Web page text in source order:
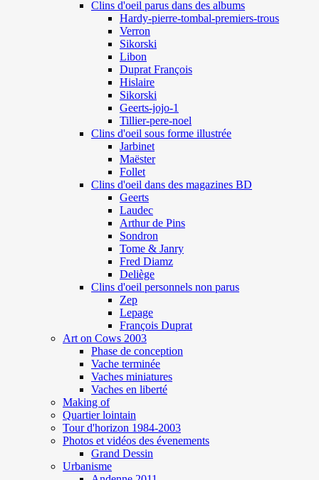
Clins d'oeil parus dans des albums
Hardy-pierre-tombal-premiers-trous
Verron
Sikorski
Libon
Duprat François
Hislaire
Sikorski
Geerts-jojo-1
Tillier-pere-noel
Clins d'oeil sous forme illustrée
Jarbinet
Maëster
Follet
Clins d'oeil dans des magazines BD
Geerts
Laudec
Arthur de Pins
Sondron
Tome & Janry
Fred Diamz
Deliège
Clins d'oeil personnels non parus
Zep
Lepage
François Duprat
Art on Cows 2003
Phase de conception
Vache terminée
Vaches miniatures
Vaches en liberté
Making of
Quartier lointain
Tour d'horizon 1984-2003
Photos et vidéos des évenements
Grand Dessin
Urbanisme